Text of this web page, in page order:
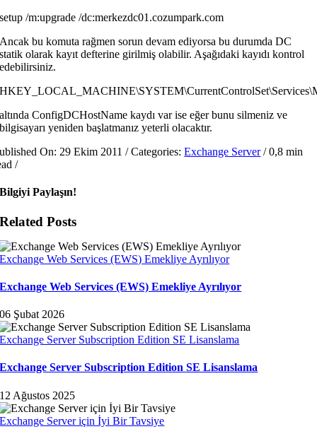
setup /m:upgrade /dc:merkezdc01.cozumpark.com
Ancak bu komuta rağmen sorun devam ediyorsa bu durumda DC
statik olarak kayıt defterine girilmiş olabilir. Aşağıdaki kayıdı kontrol
edebilirsiniz.
altında ConfigDCHostName kaydı var ise eğer bunu silmeniz ve
bilgisayarı yeniden başlatmanız yeterli olacaktır.
On: 29 Ekim 2011 /Categories:Exchange Server/0,8 min
/
Bilgiyi Paylaşın!
Related Posts
Exchange Web Services (EWS) Emekliye Ayrılıyor
Exchange Web Services (EWS) Emekliye Ayrılıyor
06 Şubat 2026
Exchange Server Subscription Edition SE Lisanslama
Exchange Server Subscription Edition SE Lisanslama
12 Ağustos 2025
Exchange Server için İyi Bir Tavsiye